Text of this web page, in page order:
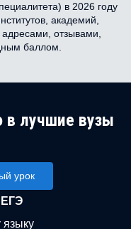
в 2026 году
академий,
отзывами,
баллом.
в лучшие вузы
урок
ЕГЭ
языку